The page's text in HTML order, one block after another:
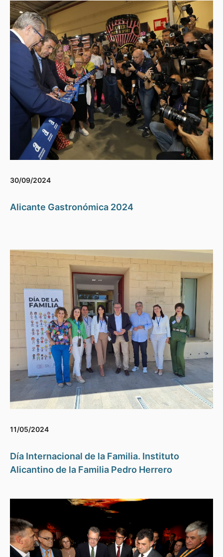
30/09/2024
Alicante Gastronómica 2024
11/05/2024
Día Internacional de la Familia. Instituto
Alicantino de la Familia Pedro Herrero